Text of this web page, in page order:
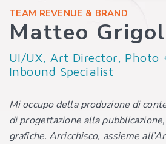
TEAM REVENUE & BRAND
Matteo
UI/UX, Art Director, Photo
Inbound Specialist
Mi occupo della produzione di
di progettazione alla
grafiche. Arricchisco, assieme